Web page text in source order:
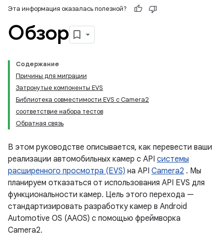
Эта информация оказалась полезной?
Обзор
Содержание
Причины для миграции
Затронутые компоненты EVS
Библиотека совместимости EVS с Camera2
соответствие набора тестов
Обратная связь
В этом руководстве описывается, как перевести ваши
реализации автомобильных камер с API системы
расширенного просмотра (EVS) на API Camera2 . Мы
планируем отказаться от использования API EVS для
функциональности камер. Цель этого перехода —
стандартизировать разработку камер в Android
Automotive OS (AAOS) с помощью фреймворка
Camera2.